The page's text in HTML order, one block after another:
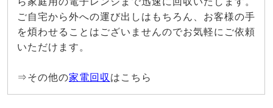
ご自宅から外への運び出しはもちろん、お客様の手
を煩わせることはございませんのでお気軽にご依頼
いただけます。
⇒その他の家電回収 はこちら